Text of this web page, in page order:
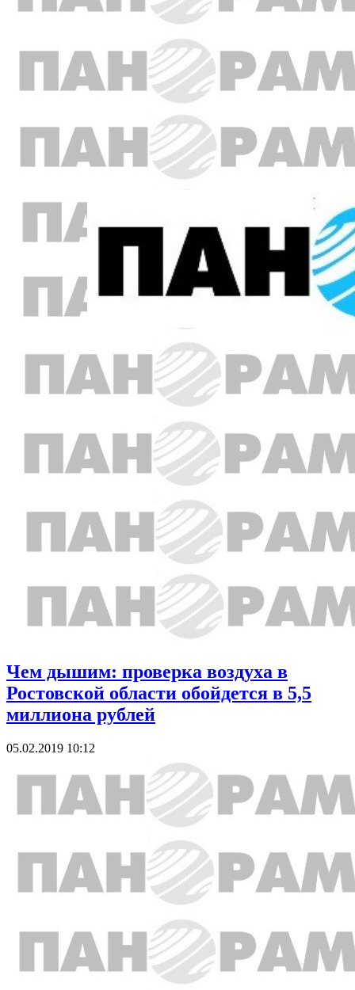
Чем дышим: проверка воздуха в
Ростовской области обойдется в 5,5
миллиона рублей
05.02.2019 10:12